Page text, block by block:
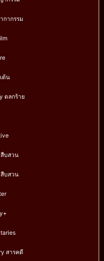
กากรรม
ต้น
ตลกร้าย
บสวน
บสวน
สารคดี